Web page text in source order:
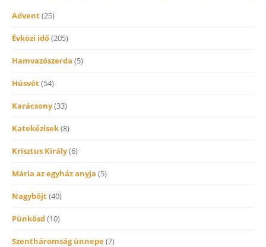
Advent(25)
Évközi idő(205)
Hamvazószerda (5)
Húsvét(54)
Karácsony(33)
Katekézisek(8)
Krisztus Király(6)
Mária az egyház anyja (5)
Nagybőjt(40)
Pünkösd(10)
Szentháromság ünnepe(7)